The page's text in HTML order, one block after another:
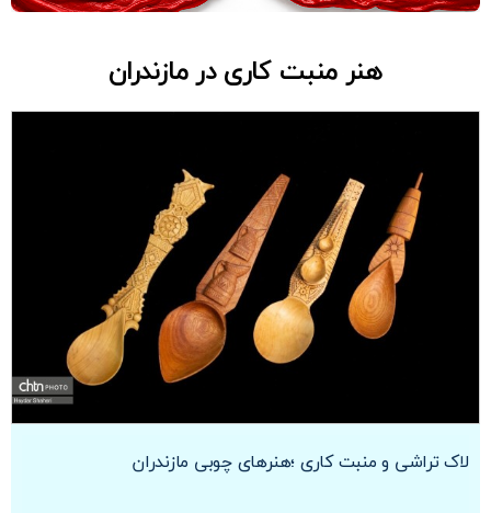
هنر منبت کاری در مازندران
لاک تراشی و منبت کاری ؛هنرهای چوبی مازندران